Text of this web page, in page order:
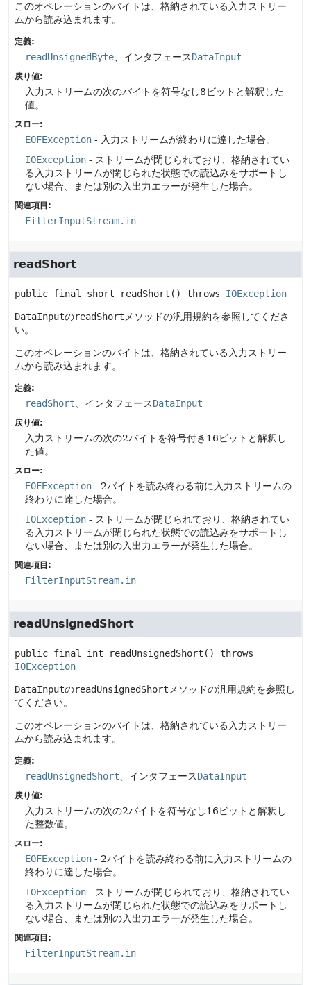
このオペレーションのバイトは、格納されている入力ストリー
ムから読み込まれます。
定義:
readUnsignedByte 、インタフェースDataInput
戻り値:
入力ストリームの次のバイトを符号なし8ビットと解釈した
値。
スロー:
EOFException - 入力ストリームが終わりに達した場合。
IOException - ストリームが閉じられており、格納されてい
る入力ストリームが閉じられた状態での読込みをサポートし
ない場合、または別の入出力エラーが発生した場合。
関連項目:
FilterInputStream.in
readShort
public final short readShort () throws IOException
DataInputのreadShort メソッドの汎用規約を参照してくださ
い。
このオペレーションのバイトは、格納されている入力ストリー
ムから読み込まれます。
定義:
readShort 、インタフェースDataInput
戻り値:
入力ストリームの次の2バイトを符号付き16ビットと解釈し
た値。
スロー:
EOFException - 2バイトを読み終わる前に入力ストリームの
終わりに達した場合。
IOException - ストリームが閉じられており、格納されてい
る入力ストリームが閉じられた状態での読込みをサポートし
ない場合、または別の入出力エラーが発生した場合。
関連項目:
FilterInputStream.in
readUnsignedShort
public final int readUnsignedShort () throws
IOException
DataInputのreadUnsignedShort メソッドの汎用規約を参照し
てください。
このオペレーションのバイトは、格納されている入力ストリー
ムから読み込まれます。
定義:
readUnsignedShort 、インタフェースDataInput
戻り値:
入力ストリームの次の2バイトを符号なし16ビットと解釈し
た整数値。
スロー:
EOFException - 2バイトを読み終わる前に入力ストリームの
終わりに達した場合。
IOException - ストリームが閉じられており、格納されてい
る入力ストリームが閉じられた状態での読込みをサポートし
ない場合、または別の入出力エラーが発生した場合。
関連項目:
FilterInputStream.in